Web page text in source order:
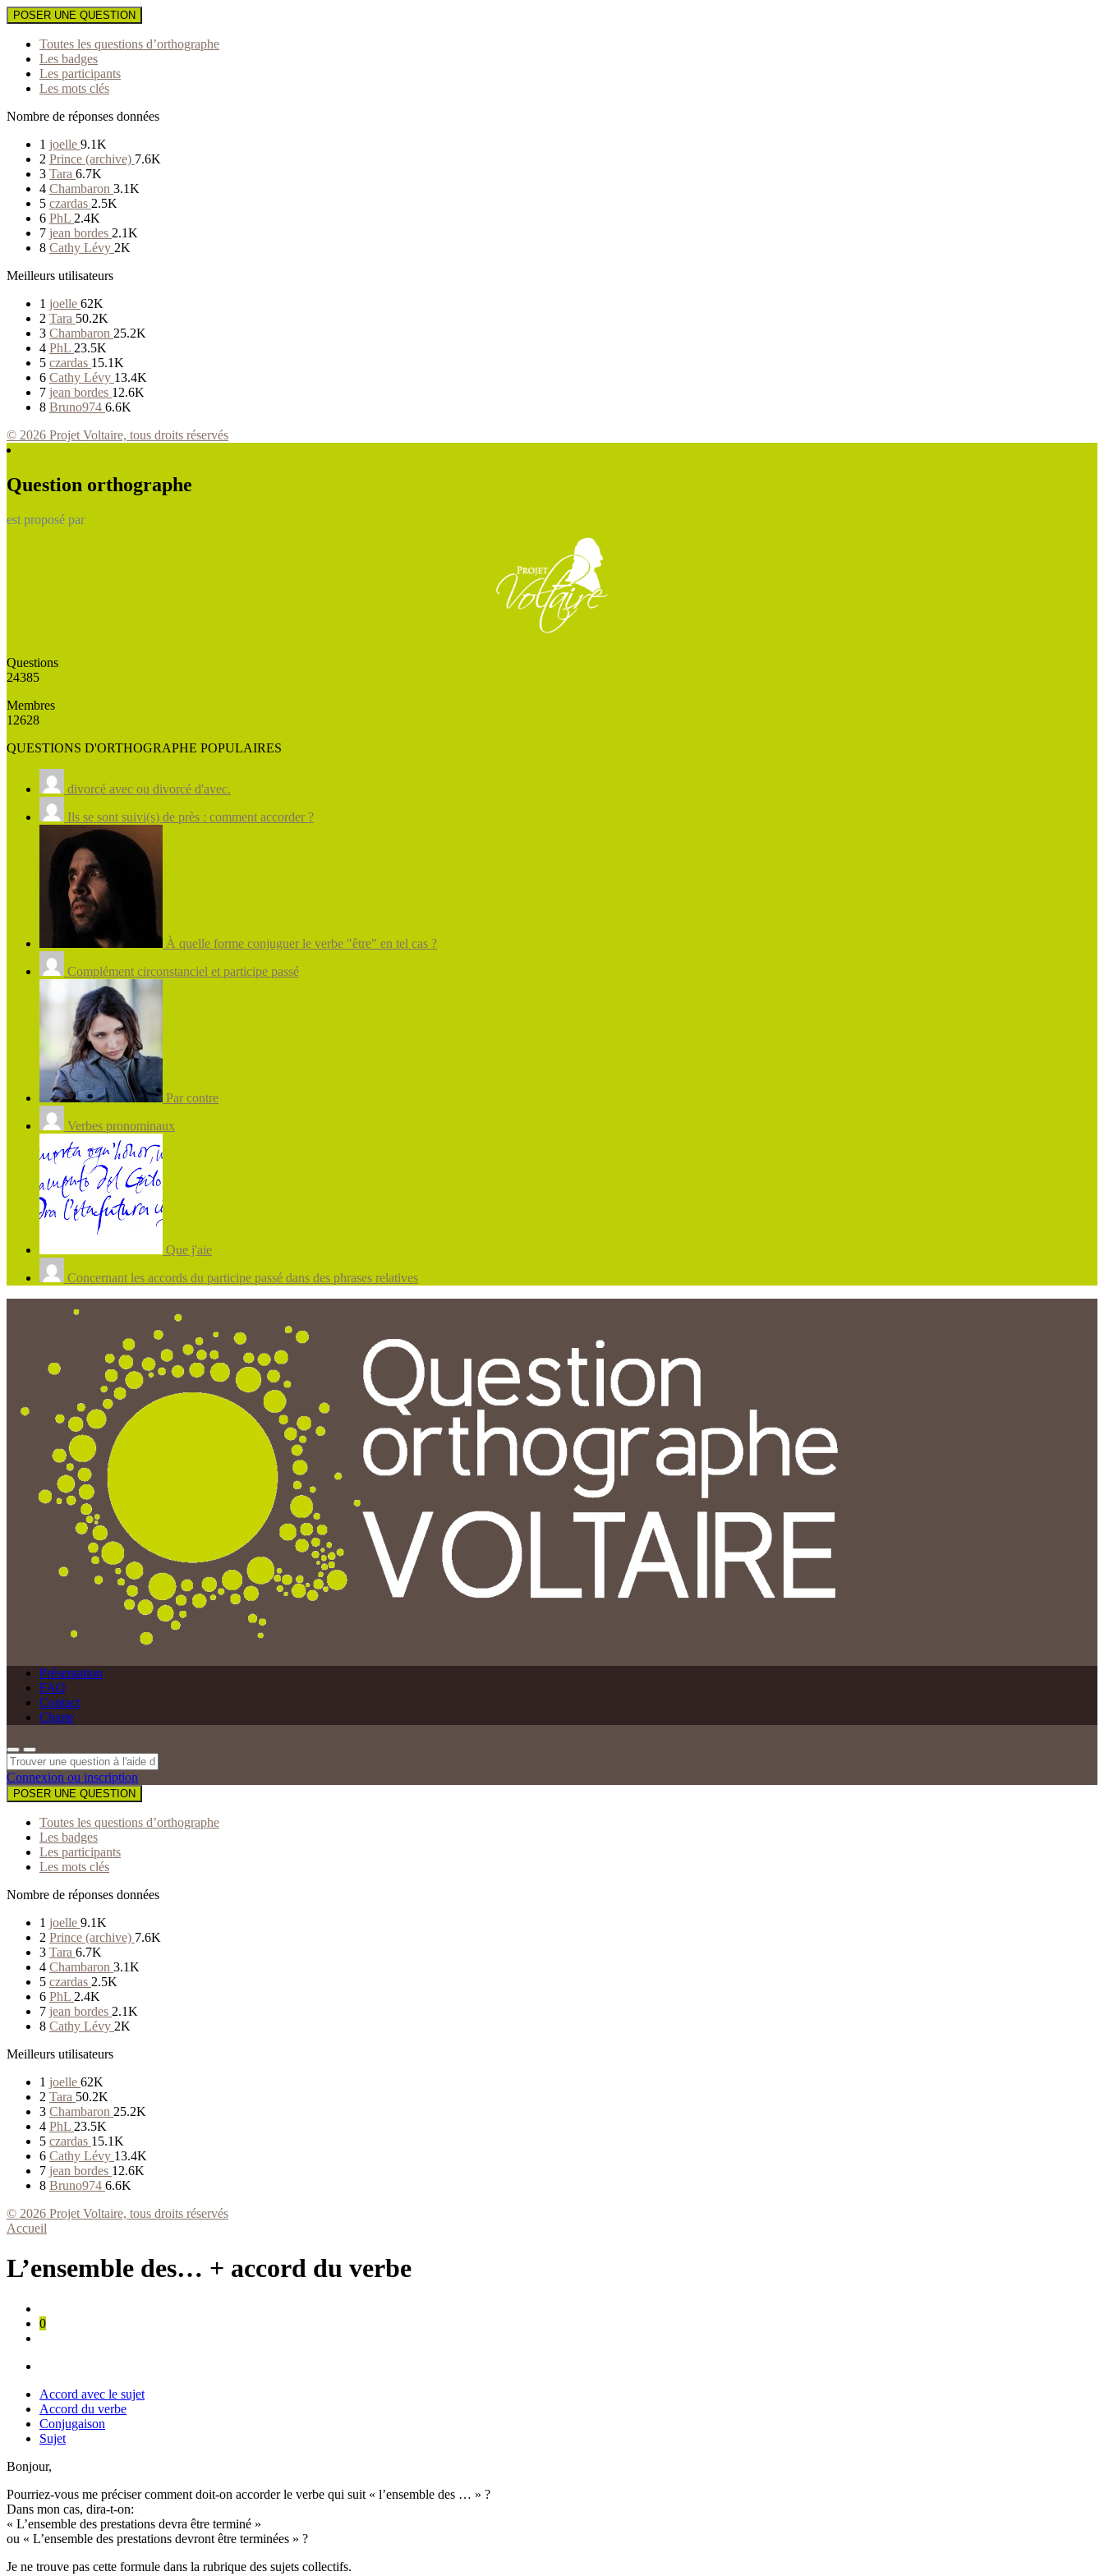
POSER UNE QUESTION
Toutes les questions d’orthographe
Les badges
Les participants
Les mots clés
Nombre de réponses données
1 joelle 9.1K
2 Prince (archive) 7.6K
3 Tara 6.7K
4 Chambaron 3.1K
5 czardas 2.5K
6 PhL 2.4K
7 jean bordes 2.1K
8 Cathy Lévy 2K
Meilleurs utilisateurs
1 joelle 62K
2 Tara 50.2K
3 Chambaron 25.2K
4 PhL 23.5K
5 czardas 15.1K
6 Cathy Lévy 13.4K
7 jean bordes 12.6K
8 Bruno974 6.6K
© 2026 Projet Voltaire, tous droits réservés
Question orthographe
est proposé par
Questions
24385
Membres
12628
QUESTIONS D'ORTHOGRAPHE POPULAIRES
divorcé avec ou divorcé d'avec.
Ils se sont suivi(s) de près : comment accorder ?
À quelle forme conjuguer le verbe "être" en tel cas ?
Complément circonstanciel et participe passé
Par contre
Verbes pronominaux
Que j'aie
Concernant les accords du participe passé dans des phrases relatives
Présentation
FAQ
Contact
Charte
Connexion ou inscription
POSER UNE QUESTION
Toutes les questions d’orthographe
Les badges
Les participants
Les mots clés
Nombre de réponses données
1 joelle 9.1K
2 Prince (archive) 7.6K
3 Tara 6.7K
4 Chambaron 3.1K
5 czardas 2.5K
6 PhL 2.4K
7 jean bordes 2.1K
8 Cathy Lévy 2K
Meilleurs utilisateurs
1 joelle 62K
2 Tara 50.2K
3 Chambaron 25.2K
4 PhL 23.5K
5 czardas 15.1K
6 Cathy Lévy 13.4K
7 jean bordes 12.6K
8 Bruno974 6.6K
© 2026 Projet Voltaire, tous droits réservés
Accueil
L’ensemble des… + accord du verbe
0
Accord avec le sujet
Accord du verbe
Conjugaison
Sujet
Bonjour,
Pourriez-vous me préciser comment doit-on accorder le verbe qui suit « l’ensemble des … » ?
Dans mon cas, dira-t-on:
« L’ensemble des prestations devra être terminé »
ou « L’ensemble des prestations devront être terminées » ?
Je ne trouve pas cette formule dans la rubrique des sujets collectifs.